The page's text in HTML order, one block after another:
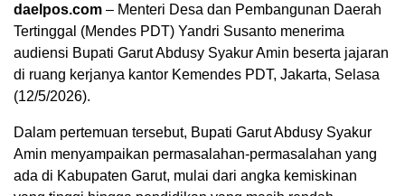
daelpos.com – Menteri Desa dan Pembangunan Daerah
Tertinggal (Mendes PDT) Yandri Susanto menerima
audiensi Bupati Garut Abdusy Syakur Amin beserta jajaran
di ruang kerjanya kantor Kemendes PDT, Jakarta, Selasa
(12/5/2026).
Dalam pertemuan tersebut, Bupati Garut Abdusy Syakur
Amin menyampaikan permasalahan-permasalahan yang
ada di Kabupaten Garut, mulai dari angka kemiskinan